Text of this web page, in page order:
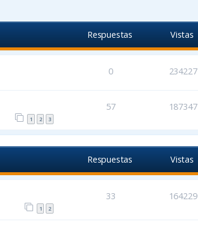
Respuestas Vistas
0 234227
1 2 3
57 187347
Respuestas Vistas
1 2
33 164229